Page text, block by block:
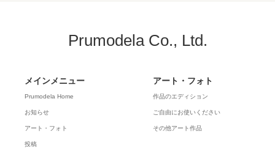
Prumodela Co., Ltd.
メインメニュー
Prumodela Home
お知らせ
アート・フォト
投稿
アート・フォト
作品のエディション
ご自由にお使いください
その他アート作品